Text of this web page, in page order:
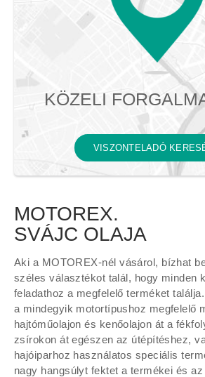
KÖZELI
VISZONTELADÓ
MOTOREX.
SVÁJC OLAJA
Aki a MOTOREX-nél vásárol, bízhat
széles választékot talál, hogy minden
feladathoz a megfelelő terméket
a mindegyik motortípushoz megfelelő
hajtóműolajon és kenőolajon át a
zsírokon át egészen az útépítéshez,
hajóiparhoz használatos speciális
nagy hangsúlyt fektet a termékei és